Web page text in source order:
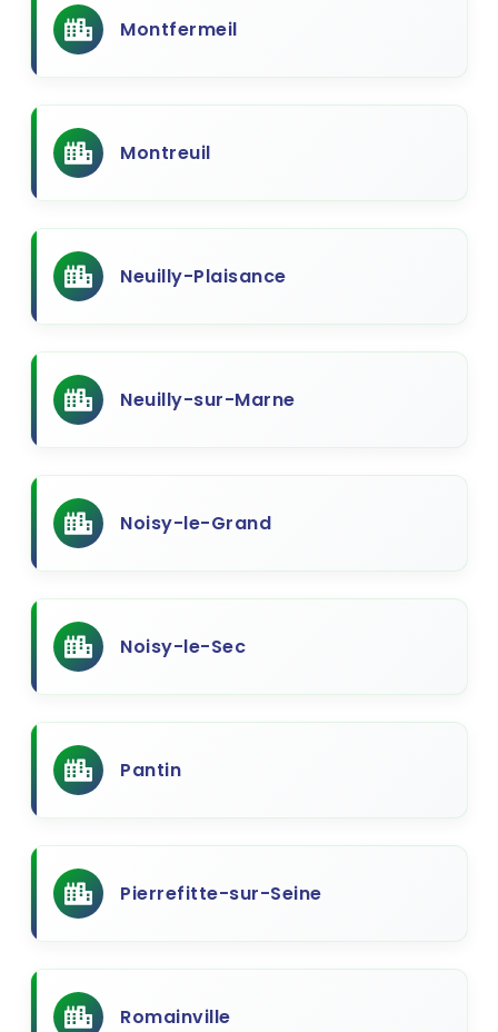
Montfermeil
Montreuil
Neuilly-Plaisance
Neuilly-sur-Marne
Noisy-le-Grand
Noisy-le-Sec
Pantin
Pierrefitte-sur-Seine
Romainville